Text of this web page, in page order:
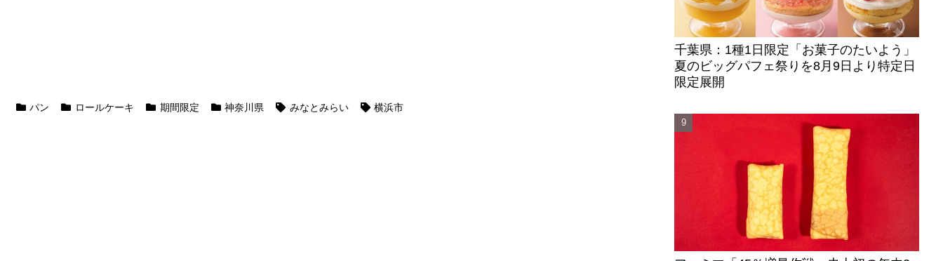
パン ロールケーキ 期間限定 神奈川県 みなとみらい 横浜市
千葉県：1種1日限定「お菓子のたいよう」
夏のビッグパフェ祭りを8月9日より特定日
限定展開